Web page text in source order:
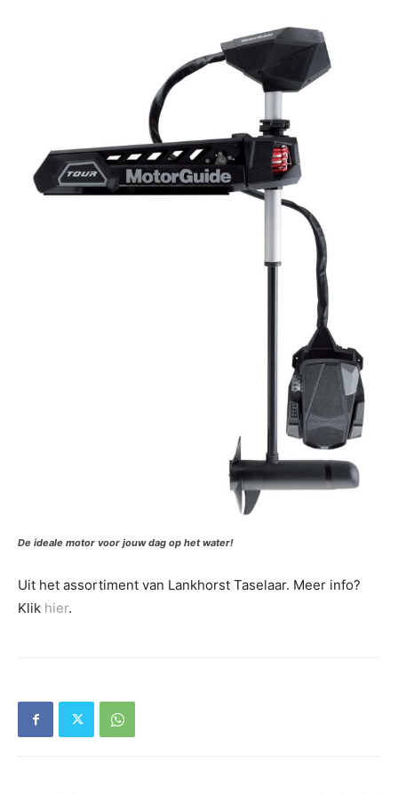
De ideale motor voor jouw dag op het water!
Uit het assortiment van Lankhorst Taselaar. Meer info?
Klik hier.